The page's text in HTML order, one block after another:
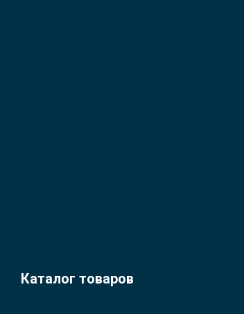
Каталог товаров